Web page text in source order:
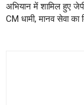
अभियान में शामिल हुए
CM धामी, मानव सेवा का